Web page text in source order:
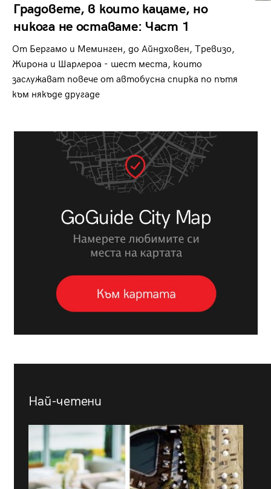
Градовете, в които кацаме, но
никога не оставаме: Част 1
От Бергамо и Меминген, до Айндховен, Тревизо,
Жирона и Шарлероа - шест места, които
заслужават повече от автобусна спирка по пътя
към някъде другаде
Най-четени